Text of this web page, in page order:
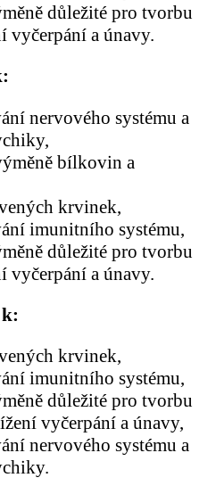
důležité pro tvorbu
vyčerpání a únavy.
nervového systému a
bílkovin a
krvinek,
imunitního systému,
důležité pro tvorbu
vyčerpání a únavy.
krvinek,
imunitního systému,
důležité pro tvorbu
vyčerpání a únavy,
nervového systému a